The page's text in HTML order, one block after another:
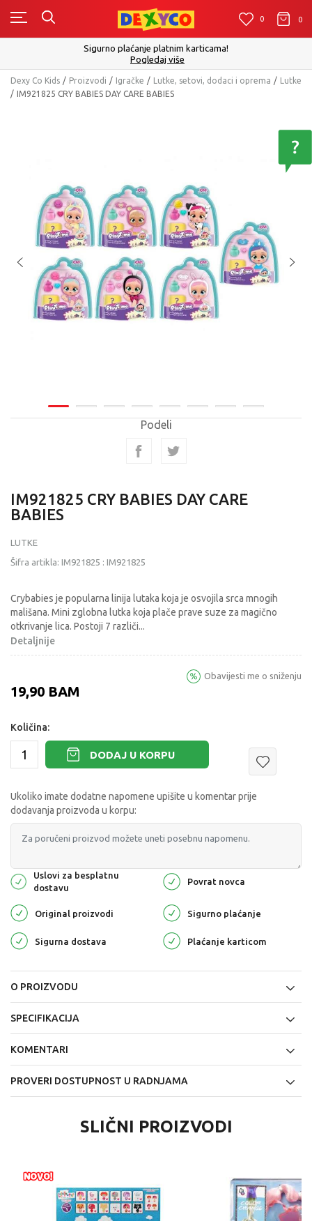
0 0
Sigurno plaćanje platnim karticama!
Pogledaj više
Dexy Co Kids Proizvodi Igračke Lutke, setovi, dodaci i oprema
Lutke
IM921825 CRY BABIES DAY CARE BABIES
Podeli
IM921825 CRY BABIES DAY CARE
BABIES
LUTKE
Šifra artikla: IM921825 : IM921825
Crybabies je popularna linija lutaka koja je osvojila srca mnogih
mališana. Mini zglobna lutka koja plače prave suze za magično
otkrivanje lica. Postoji 7 različi...
Detaljnije
19,90 BAM
Obavijesti me o sniženju
Količina:
DODAJ U KORPU
Ukoliko imate dodatne napomene upišite u komentar prije
dodavanja proizvoda u korpu:
Uslovi za besplatnu
dostavu
Povrat novca
Original proizvodi Sigurno plaćanje
Sigurna dostava Plaćanje karticom
O PROIZVODU
SPECIFIKACIJA
KOMENTARI
PROVERI DOSTUPNOST U RADNJAMA
SLIČNI PROIZVODI